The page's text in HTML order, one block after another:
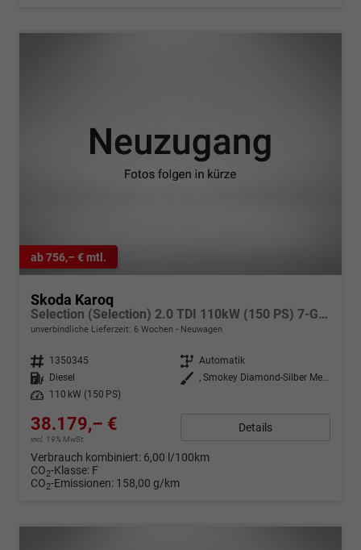
ab 756,– € mtl.
Skoda Karoq
Selection (Selection) 2.0 TDI 110kW (150 PS) 7-Gang DSG 4x4
unverbindliche Lieferzeit: 6 Wochen Neuwagen
Fahrzeugnr. 1350345 Getriebe Automatik
Kraftstoff
Diesel Außenfarbe
, Smokey Diamond-Silber Metallic (B3)
Leistung
110 kW (150 PS)
38.179,– €
incl. 19% MwSt.
Details
Verbrauch kombiniert: 6,00 l/100km
CO2-Klasse: F
CO2-Emissionen: 158,00 g/km